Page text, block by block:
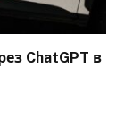
ChatGPT в